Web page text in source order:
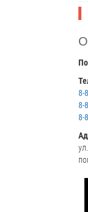
8-
8-
8-